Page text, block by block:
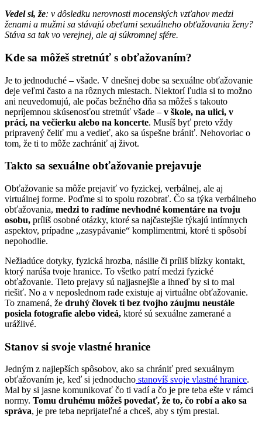
Vedel si, že: v dôsledku nerovnosti mocenských vzťahov medzi
ženami a mužmi sa stávajú obeťami sexuálneho obťažovania ženy?
Stáva sa tak vo verejnej, ale aj súkromnej sfére.
Kde sa môžeš stretnúť s obťažovaním?
Je to jednoduché – všade. V dnešnej dobe sa sexuálne obťažovanie
deje veľmi často a na rôznych miestach. Niektorí ľudia si to možno
ani neuvedomujú, ale počas bežného dňa sa môžeš s takouto
nepríjemnou skúsenosťou stretnúť všade – v škole, na ulici, v
práci, na večierku alebo na koncerte. Musíš byť preto vždy
pripravený čeliť mu a vedieť, ako sa úspešne brániť. Nehovoriac o
tom, že ti to môže zachrániť aj život.
Takto sa sexuálne obťažovanie prejavuje
Obťažovanie sa môže prejaviť vo fyzickej, verbálnej, ale aj
virtuálnej forme. Poďme si to spolu rozobrať. Čo sa týka verbálneho
obťažovania, medzi to radíme nevhodné komentáre na tvoju
osobu, príliš osobné otázky, ktoré sa najčastejšie týkajú intímnych
aspektov, prípadne ,,zasypávanie“ komplimentmi, ktoré ti spôsobí
nepohodlie.
Nežiadúce dotyky, fyzická hrozba, násilie či príliš blízky kontakt,
ktorý narúša tvoje hranice. To všetko patrí medzi fyzické
obťažovanie. Tieto prejavy sú najjasnejšie a ihneď by si to mal
riešiť. No a v neposlednom rade existuje aj virtuálne obťažovanie.
To znamená, že druhý človek ti bez tvojho záujmu neustále
posiela fotografie alebo videá, ktoré sú sexuálne zamerané a
urážlivé.
Stanov si svoje vlastné hranice
Jedným z najlepších spôsobov, ako sa chrániť pred sexuálnym
obťažovaním je, keď si jednoducho stanovíš svoje vlastné hranice.
Mal by si jasne komunikovať čo ti vadí a čo je pre teba ešte v rámci
normy. Tomu druhému môžeš povedať, že to, čo robí a ako sa
správa, je pre teba neprijateľné a chceš, aby s tým prestal.